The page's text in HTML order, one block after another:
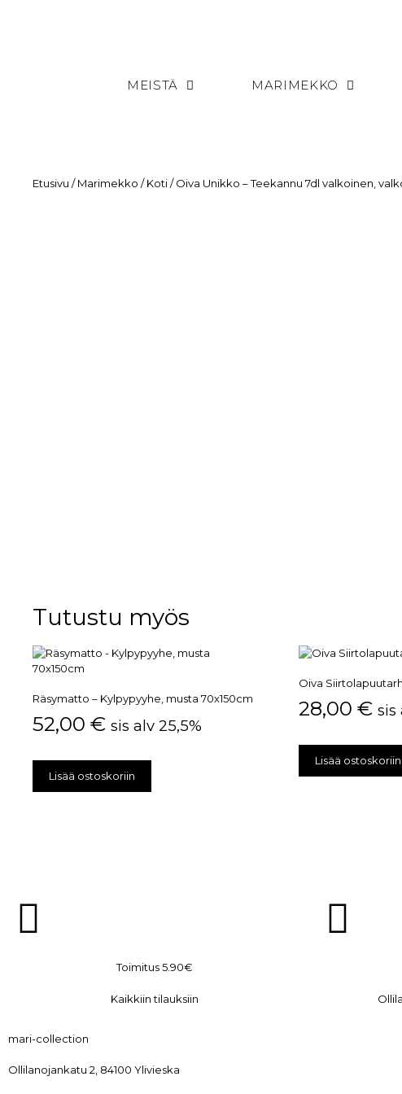
MEISTÄ MARIMEKKO
Etusivu /Marimekko /Koti/ Oiva Unikko – Teekannu 7dl valkoinen,
Tutustu myös
Räsymatto – Kylpypyyhe, musta 70x150cm
52,00 € sis alv 25,5%
Lisää ostoskoriin
Oiva
28,00 € sis
Lisää ostoskoriin
Toimitus 5.90€
Kaikkiin tilauksiin
mari-collection
Ollilanojankatu 2, 84100 Ylivieska